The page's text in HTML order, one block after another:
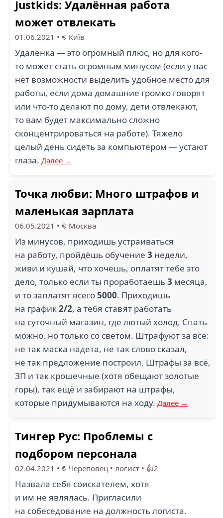
Justkids: Удалённая работа
может отвлекать
01.06.2021 • Київ
Удалёнка — это огромный плюс, но для кого-
то может стать огромным минусом (если у вас
нет возможности выделить удобное место для
работы, если дома домашние громко говорят
или что-то делают по дому, дети отвлекают,
то вам будет максимально сложно
сконцентрироваться на работе). Тяжело
целый день сидеть за компьютером — устают
глаза. Далее →
Точка любви: Много штрафов и
маленькая зарплата
06.05.2021 • Москва
Из минусов, приходишь устраиваться
на работу, пройдёшь обучение 3 недели,
живи и кушай, что хочешь, оплатят тебе это
дело, только если ты проработаешь3 месяца,
и то заплатят всего5000. Приходишь
на график2/2, а тебя ставят работать
на суточный магазин, где лютый холод. Спать
можно, но только со светом. Штрафуют за всё:
не так маска надета, не так слово сказал,
не так предложение построил. Штрафы за всё,
ЗП и так крошечные (хотя обещают золотые
горы), так ещё и забирают на штрафы,
которые придумываются на ходу. Далее →
Тингер Рус: Проблемы с
подбором персонала
02.04.2021 • Череповец• логист • 👍2
Назвала себя соискателем, хотя
и им не являлась. Пригласили
на собеседование на должность логиста.